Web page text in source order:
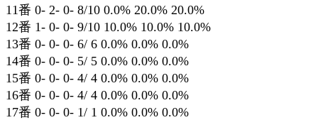
11番 0- 2- 0- 8/10 0.0% 20.0% 20.0%
12番 1- 0- 0- 9/10 10.0% 10.0% 10.0%
13番 0- 0- 0- 6/ 6 0.0% 0.0% 0.0%
14番 0- 0- 0- 5/ 5 0.0% 0.0% 0.0%
15番 0- 0- 0- 4/ 4 0.0% 0.0% 0.0%
16番 0- 0- 0- 4/ 4 0.0% 0.0% 0.0%
17番 0- 0- 0- 1/ 1 0.0% 0.0% 0.0%